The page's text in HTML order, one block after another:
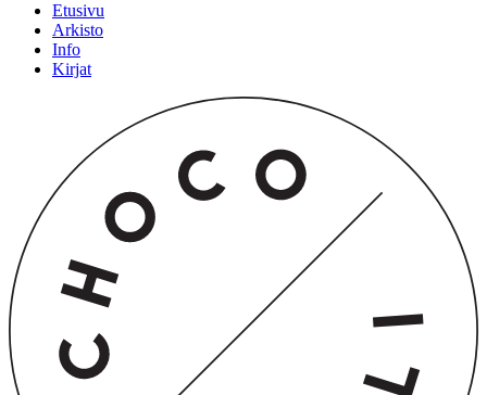
Etusivu
Arkisto
Info
Kirjat